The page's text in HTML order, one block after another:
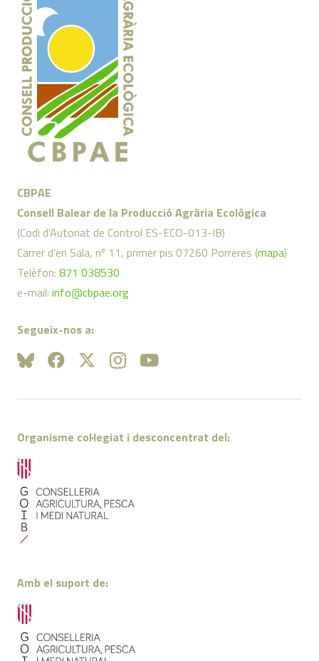
CBPAE
Consell Balear de la Producció Agrària Ecològica
(Codi d’Autoriat de Control ES-ECO-013-IB)
Carrer d’en Sala, nº 11, primer pis 07260 Porreres (mapa)
Telèfon: 871 038530
e-mail: info@cbpae.org
Segueix-nos a:
Organisme col·legiat i desconcentrat del:
Amb el suport de: